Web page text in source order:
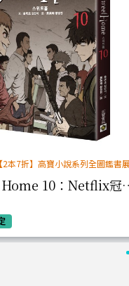
2本7折】高寶小說系列全圖鑑書
10：Netflix冠